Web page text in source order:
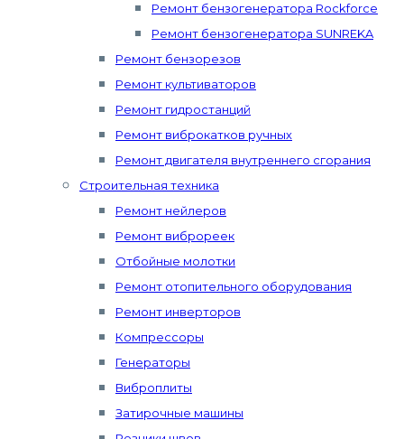
Ремонт бензогенератора Rockforce
Ремонт бензогенератора SUNREKA
Ремонт бензорезов
Ремонт культиваторов
Ремонт гидростанций
Ремонт виброкатков ручных
Ремонт двигателя внутреннего сгорания
Строительная техника
Ремонт нейлеров
Ремонт виброреек
Отбойные молотки
Ремонт отопительного оборудования
Ремонт инверторов
Компрессоры
Генераторы
Виброплиты
Затирочные машины